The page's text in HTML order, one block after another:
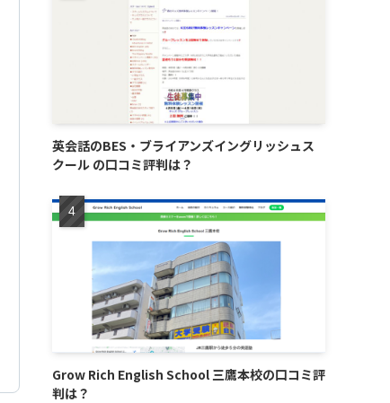
英会話のBES・ブライアンズイングリッシュス
クール の口コミ評判は？
Grow Rich English School 三鷹本校の口コミ評
判は？